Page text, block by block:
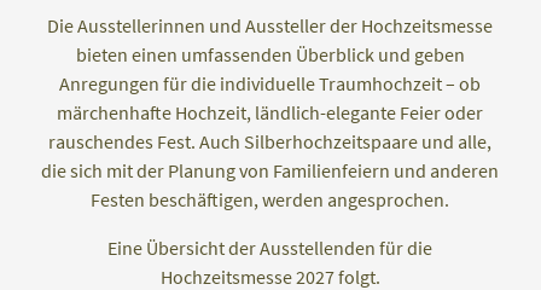
Die Ausstellerinnen und Aussteller der Hochzeitsmesse
bieten einen umfassenden Überblick und geben
Anregungen für die individuelle Traumhochzeit – ob
märchenhafte Hochzeit, ländlich-elegante Feier oder
rauschendes Fest. Auch Silberhochzeitspaare und alle,
die sich mit der Planung von Familienfeiern und anderen
Festen beschäftigen, werden angesprochen.
Eine Übersicht der Ausstellenden für die
Hochzeitsmesse 2027 folgt.